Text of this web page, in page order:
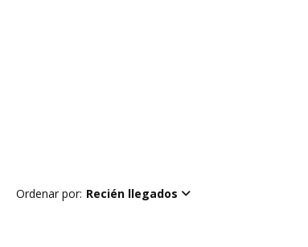
Ordenar por: Recién llegados